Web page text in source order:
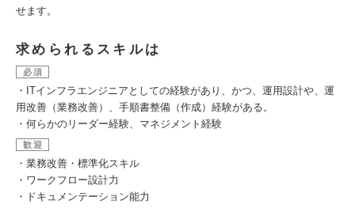
せます。
求められるスキルは
必須
・ITインフラエンジニアとしての経験があり、かつ、運用設計や、運
用改善（業務改善）、手順書整備（作成）経験がある。
・何らかのリーダー経験、マネジメント経験
歓迎
・業務改善・標準化スキル
・ワークフロー設計力
・ドキュメンテーション能力